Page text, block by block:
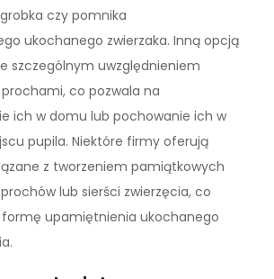
czy pomnika
ukochanego zwierzaka. Inną opcją
szczególnym uwzględnieniem
co pozwala na
ich w domu lub pochowanie ich w
pupila. Niektóre firmy oferują
z tworzeniem pamiątkowych
lub sierści zwierzęcia, co
upamiętnienia ukochanego